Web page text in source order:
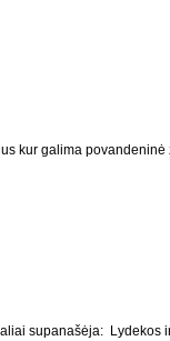
kur galima povandeninė
supanašėja: Lydekos